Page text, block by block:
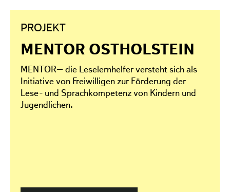
PROJEKT
MENTOR OSTHOLSTEIN
MENTOR– die Leselernhelfer versteht sich als
Initiative von Freiwilligen zur Förderung der
Lese- und Sprachkompetenz von Kindern und
Jugendlichen.